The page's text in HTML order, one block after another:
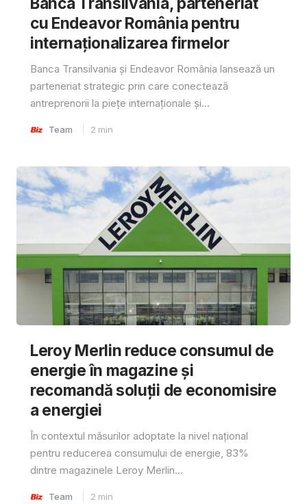
cu Endeavor România pentru
internaționalizarea firmelor
Banca Transilvania și Endeavor România lansează un
parteneriat strategic prin care conectează
antreprenorii la piețe internaționale și...
Team 2 min
Leroy Merlin reduce consumul de
energie în magazine și
recomandă soluții de economisire
a energiei
În contextul măsurilor adoptate la nivel național
pentru reducerea consumului de energie, 83%
dintre magazinele Leroy Merlin...
Team 2 min